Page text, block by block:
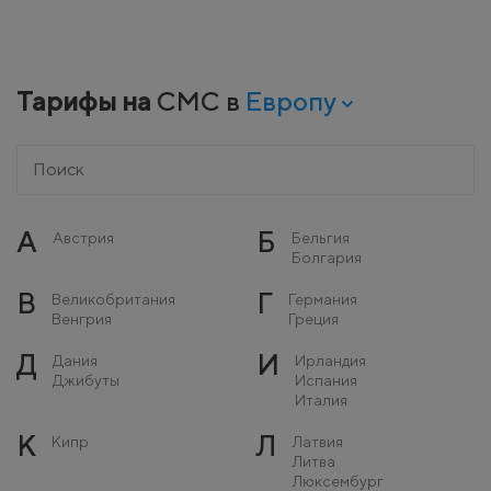
Тарифы на СМС в Европу
А Австрия Б
Бельгия
Болгария
В
Великобритания
Венгрия
Г
Германия
Греция
Д
Дания
Джибуты
И
Ирландия
Испания
Италия
К Кипр Л
Латвия
Литва
Люксембург